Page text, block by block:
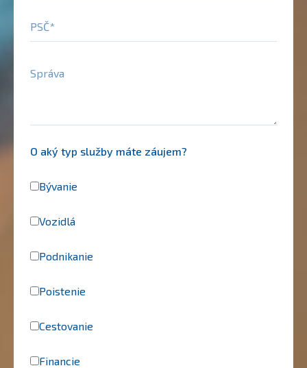
PSČ
Správa
O aký typ služby máte záujem?
Bývanie
Vozidlá
Podnikanie
Poistenie
Cestovanie
Financie